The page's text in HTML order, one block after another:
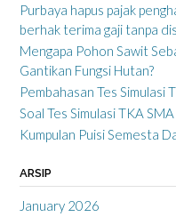
Purbaya hapus pajak
berhak terima gaji tanpa
Mengapa Pohon Sawit
Gantikan Fungsi Hutan?
Pembahasan Tes Simulasi
Soal Tes Simulasi TKA
Kumpulan Puisi Semesta
ARSIP
January 2026